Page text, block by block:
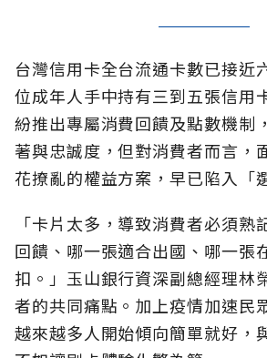
台灣信用卡全台流通卡數已接近
位成年人手中持有三到五張信用
紛推出專屬消費回饋及點數機制
著與忠誠度，但對消費者而言，
花撩亂的權益方案，早已陷入「
「卡片太多，導致消費者必須熟
回饋、哪一張適合出國、哪一張
扣。」玉山銀行資深副總經理林
者的共同痛點。加上疫情加速民
越來越多人開始傾向簡單就好，